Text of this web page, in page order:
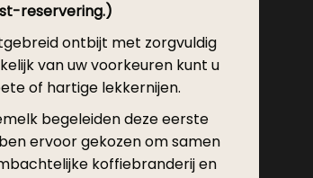
reservering.)
ontbijt met zorgvuldig
van uw voorkeuren kunt u
of hartige lekkernijen.
begeleiden deze eerste
ervoor gekozen om samen
koffiebranderij en